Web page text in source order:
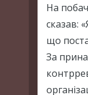
На
сказав:
що
За